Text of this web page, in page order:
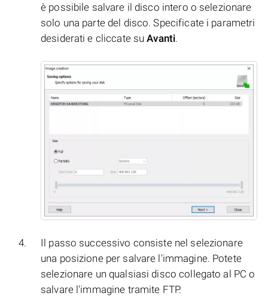
è possibile salvare il disco intero o selezionare
solo una parte del disco. Specificate i parametri
desiderati e cliccate suAvanti.
Il passo successivo consiste nel selezionare
una posizione per salvare l'immagine. Potete
selezionare un qualsiasi disco collegato al PC o
salvare l'immagine tramite FTP.